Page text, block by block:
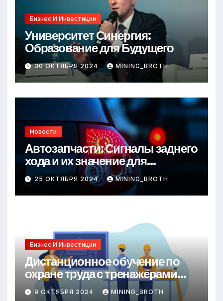
Бизнес И Инвестиции
Университет Синергия:
Образование для Будущего
30 ОКТЯБРЯ 2024 MINING_BROTH
Новости
Автозапчасти: Сигналы заднего
хода и их значение для
безопасности на дороге
25 ОКТЯБРЯ 2024 MINING_BROTH
Бизнес И Инвестиции
Дистанционное обучение по
охране труда с тренажёрами
онлайн
9 ОКТЯБРЯ 2024 MINING_BROTH